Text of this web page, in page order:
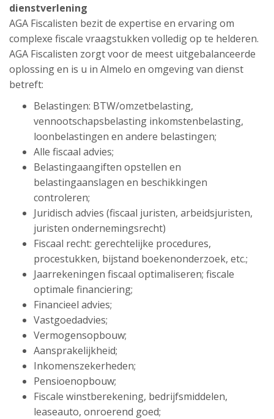
dienstverlening
AGA Fiscalisten bezit de expertise en ervaring om
complexe fiscale vraagstukken volledig op te helderen.
AGA Fiscalisten zorgt voor de meest uitgebalanceerde
oplossing en is u in Almelo en omgeving van dienst
betreft:
Belastingen: BTW/omzetbelasting,
vennootschapsbelasting inkomstenbelasting,
loonbelastingen en andere belastingen;
Alle fiscaal advies;
Belastingaangiften opstellen en
belastingaanslagen en beschikkingen
controleren;
Juridisch advies (fiscaal juristen, arbeidsjuristen,
juristen ondernemingsrecht)
Fiscaal recht: gerechtelijke procedures,
procestukken, bijstand boekenonderzoek, etc.;
Jaarrekeningen fiscaal optimaliseren; fiscale
optimale financiering;
Financieel advies;
Vastgoedadvies;
Vermogensopbouw;
Aansprakelijkheid;
Inkomenszekerheden;
Pensioenopbouw;
Fiscale winstberekening, bedrijfsmiddelen,
leaseauto, onroerend goed;